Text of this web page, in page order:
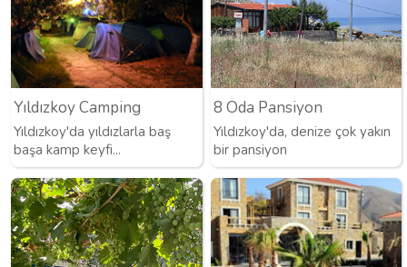
Yıldızkoy Camping
Yıldızkoy'da yıldızlarla baş
başa kamp keyfi...
8 Oda Pansiyon
Yıldızkoy'da, denize çok yakın
bir pansiyon